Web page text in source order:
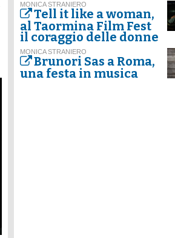
MONICA STRANIERO
Tell it like a woman,
al Taormina Film Fest
il coraggio delle donne
MONICA STRANIERO
Brunori Sas a Roma,
una festa in musica